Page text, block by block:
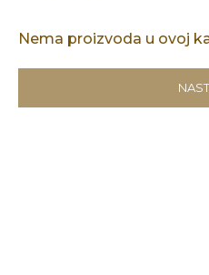
Nema proizvoda u ovoj